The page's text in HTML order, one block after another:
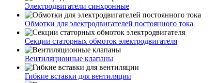
Электродвигатели синхронные
Обмотки для электродвигателей постоянного тока
Секции статорных обмоток электродвигателя
Вентиляционные клапаны
Гибкие вставки для вентиляции